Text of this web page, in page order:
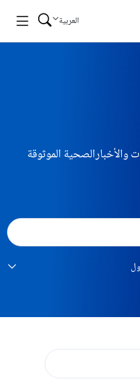
العربية
والأخبارالصحية الموثوقة